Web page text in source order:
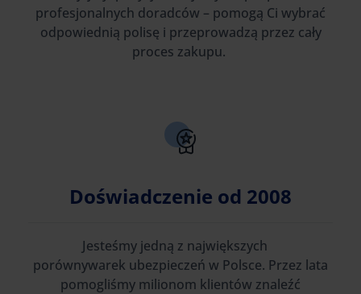
profesjonalnych doradców – pomogą Ci wybrać
odpowiednią polisę i przeprowadzą przez cały
proces zakupu.
Doświadczenie od 2008
Jesteśmy jedną z największych
porównywarek ubezpieczeń w Polsce. Przez lata
pomogliśmy milionom klientów znaleźć